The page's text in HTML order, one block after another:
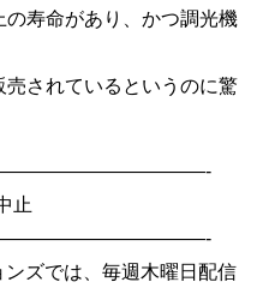
寿命があり、かつ調光機
されているというのに驚
止
ズでは、毎週木曜日配信